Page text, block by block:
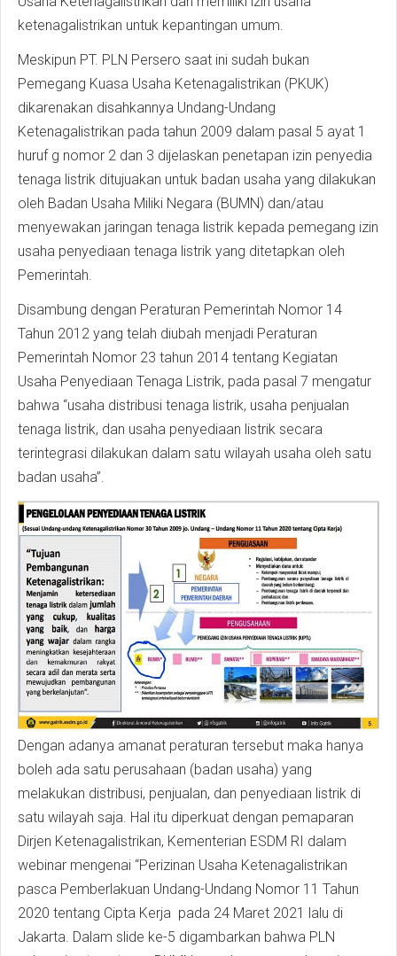
ketenagalistrikan untuk kepantingan umum.
Meskipun PT. PLN Persero saat ini sudah bukan
Pemegang Kuasa Usaha Ketenagalistrikan (PKUK)
dikarenakan disahkannya Undang-Undang
Ketenagalistrikan pada tahun 2009 dalam pasal 5 ayat 1
huruf g nomor 2 dan 3 dijelaskan penetapan izin penyedia
tenaga listrik ditujuakan untuk badan usaha yang dilakukan
oleh Badan Usaha Miliki Negara (BUMN) dan/atau
menyewakan jaringan tenaga listrik kepada pemegang izin
usaha penyediaan tenaga listrik yang ditetapkan oleh
Pemerintah.
Disambung dengan Peraturan Pemerintah Nomor 14
Tahun 2012 yang telah diubah menjadi Peraturan
Pemerintah Nomor 23 tahun 2014 tentang Kegiatan
Usaha Penyediaan Tenaga Listrik, pada pasal 7 mengatur
bahwa “usaha distribusi tenaga listrik, usaha penjualan
tenaga listrik, dan usaha penyediaan listrik secara
terintegrasi dilakukan dalam satu wilayah usaha oleh satu
badan usaha”.
Dengan adanya amanat peraturan tersebut maka hanya
boleh ada satu perusahaan (badan usaha) yang
melakukan distribusi, penjualan, dan penyediaan listrik di
satu wilayah saja. Hal itu diperkuat dengan pemaparan
Dirjen Ketenagalistrikan, Kementerian ESDM RI dalam
webinar mengenai “Perizinan Usaha Ketenagalistrikan
pasca Pemberlakuan Undang-Undang Nomor 11 Tahun
2020 tentang Cipta Kerja pada 24 Maret 2021 lalu di
Jakarta. Dalam slide ke-5 digambarkan bahwa PLN